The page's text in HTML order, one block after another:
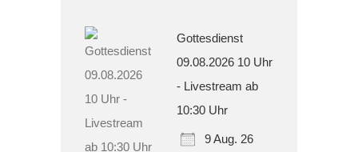
Gottesdienst
09.08.2026 10 Uhr
- Livestream ab
10:30 Uhr
9 Aug. 26